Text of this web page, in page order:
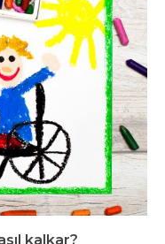
kalkar?